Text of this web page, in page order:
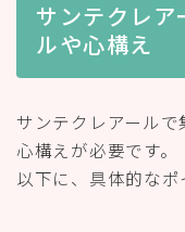
サンテクレア
ルや心構え
サンテクレアール
心構えが必要です。
以下に、具体的なポ